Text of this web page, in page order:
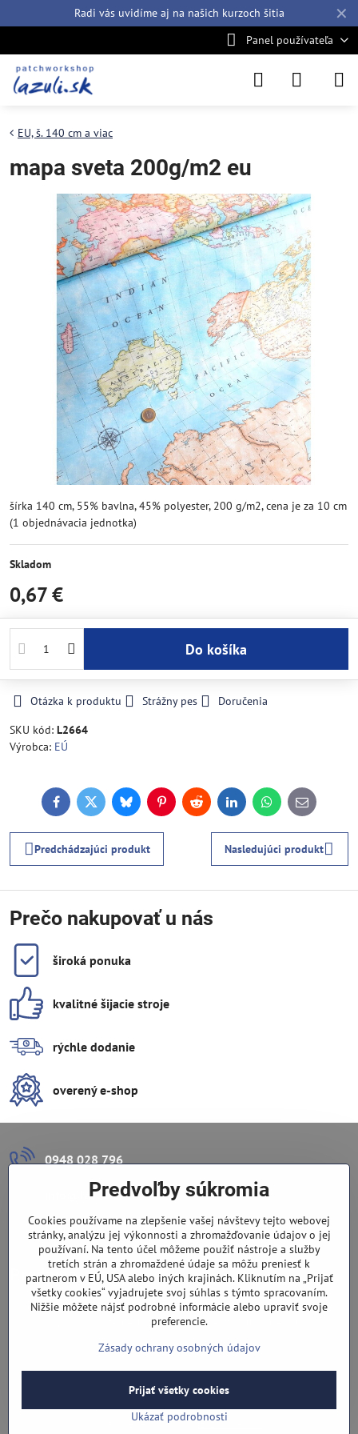
✕
Radi vás uvidíme aj na našich kurzoch šitia
Panel používateľa
EU, š. 140 cm a viac
mapa sveta 200g/m2 eu
šírka 140 cm, 55% bavlna, 45% polyester, 200 g/m2, cena je za 10 cm
(1 objednávacia jednotka)
Skladom
0,67 €
Do košíka
Otázka k produktu Strážny pes
Doručenia
SKU kód: L2664
Výrobca: EÚ
FacebookTwitterBlueskyPinterestReddit LinkedInWhatsApp
E-
mail
Predchádzajúci produkt Nasledujúci produkt
Prečo nakupovať u nás
široká ponuka
kvalitné šijacie stroje
rýchle dodanie
overený e-shop
0948 028 796
info​@lazuli​.sk
Lazuli s​.r​.o​.
Predajňa
Nové Zámky, Pri gymnáziu 6
(slepá ulica), v tesnej blízkosti centra mesta, parkovanie v ulici
©2026Copyright
Predvoľby súkromiaZásady ochrany osobných údajov
Vytvorené pomocou:BiznisWeb.sk
Predvoľby súkromia
Cookies používame na zlepšenie vašej návštevy tejto webovej
stránky, analýzu jej výkonnosti a zhromažďovanie údajov o jej
používaní. Na tento účel môžeme použiť nástroje a služby
tretích strán a zhromaždené údaje sa môžu preniesť k
partnerom v EÚ, USA alebo iných krajinách. Kliknutím na „Prijať
všetky cookies“ vyjadrujete svoj súhlas s týmto spracovaním.
Nižšie môžete nájsť podrobné informácie alebo upraviť svoje
preferencie.
Zásady ochrany osobných údajov
Ukázať podrobnosti
Prijať všetky cookies